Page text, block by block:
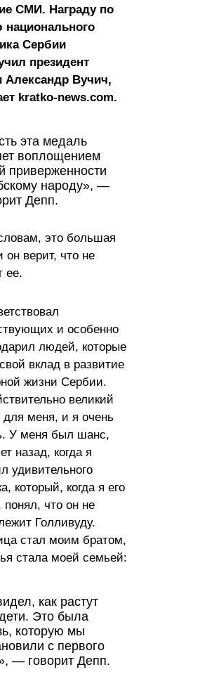
СМИ. Награду по
национального
Сербии
президент
Александр Вучич,
kratko-news.com.
эта медаль
воплощением
приверженности
народу», —
Депп.
это большая
он верит, что не
ее.
и особенно
людей, которые
вклад в развитие
жизни Сербии.
великий
меня, и я очень
У меня был шанс,
назад, когда я
удивительного
который, когда я его
понял, что он не
Голливуду.
стал моим братом,
стала моей семьей:
как растут
Это была
которую мы
с первого
— говорит Депп.